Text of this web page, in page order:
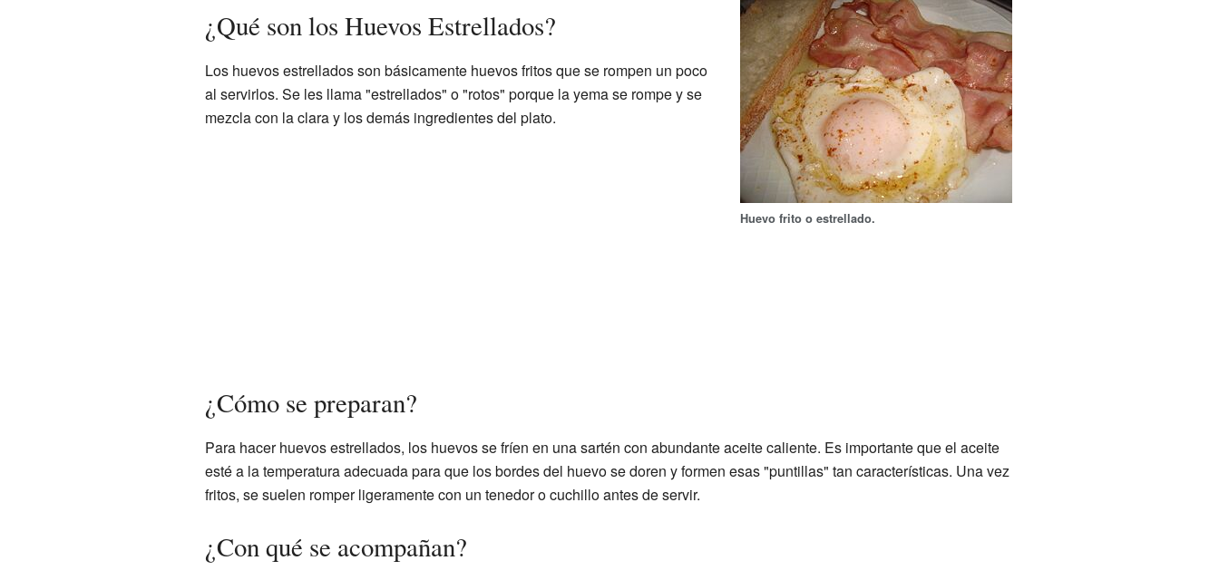
Huevo frito o estrellado.
¿Qué son los Huevos Estrellados?
Los huevos estrellados son básicamente huevos fritos que se rompen un poco
al servirlos. Se les llama "estrellados" o "rotos" porque la yema se rompe y se
mezcla con la clara y los demás ingredientes del plato.
¿Cómo se preparan?
Para hacer huevos estrellados, los huevos se fríen en una sartén con abundante aceite caliente. Es importante que el aceite
esté a la temperatura adecuada para que los bordes del huevo se doren y formen esas "puntillas" tan características. Una vez
fritos, se suelen romper ligeramente con un tenedor o cuchillo antes de servir.
¿Con qué se acompañan?